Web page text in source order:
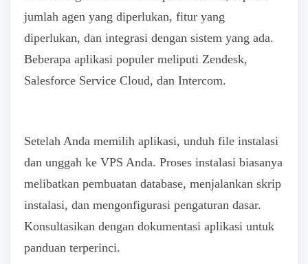
jumlah agen yang diperlukan, fitur yang
diperlukan, dan integrasi dengan sistem yang ada.
Beberapa aplikasi populer meliputi Zendesk,
Salesforce Service Cloud, dan Intercom.
Setelah Anda memilih aplikasi, unduh file instalasi
dan unggah ke VPS Anda. Proses instalasi biasanya
melibatkan pembuatan database, menjalankan skrip
instalasi, dan mengonfigurasi pengaturan dasar.
Konsultasikan dengan dokumentasi aplikasi untuk
panduan terperinci.